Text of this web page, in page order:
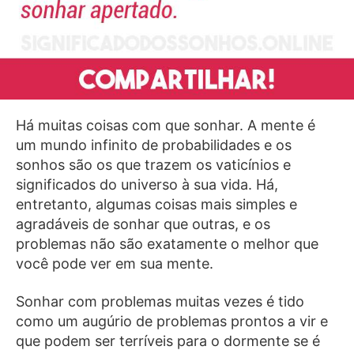
Há muitas coisas com que sonhar. A mente é
um mundo infinito de probabilidades e os
sonhos são os que trazem os vaticínios e
significados do universo à sua vida. Há,
entretanto, algumas coisas mais simples e
agradáveis de sonhar que outras, e os
problemas não são exatamente o melhor que
você pode ver em sua mente.
Sonhar com problemas muitas vezes é tido
como um augúrio de problemas prontos a vir e
que podem ser terríveis para o dormente se é